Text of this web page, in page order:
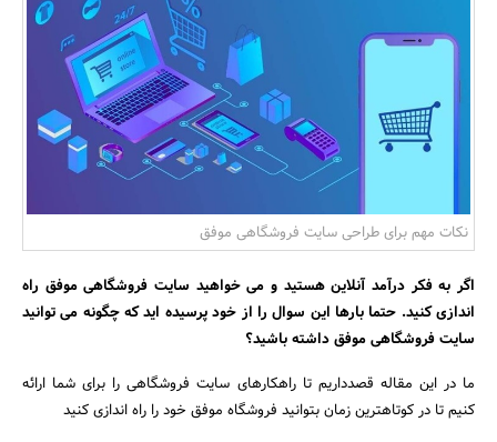
بانک، بیمه و سرمایه
مسکن و ساختمان
نکات مهم برای طراحی سایت فروشگاهی موفق
اگر به فکر درآمد آنلاین هستید و می خواهید سایت فروشگاهی موفق راه
اندازی کنید. حتما بارها این سوال را از خود پرسیده اید که چگونه می توانید
سایت فروشگاهی موفق داشته باشید؟
ما در این مقاله قصدداریم تا راهکارهای سایت فروشگاهی را برای شما ارائه
کنیم تا در کوتاهترین زمان بتوانید فروشگاه موفق خود را راه اندازی کنید